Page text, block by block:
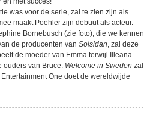
was voor de serie, zal te zien zijn als
maakt Poehler zijn debuut als acteur.
Bornebusch (zie foto), die we kennen
de producenten van Solsidan, zal deze
de moeder van Emma terwijl Illeana
ouders van Bruce. Welcome in Sweden zal
One doet de wereldwijde